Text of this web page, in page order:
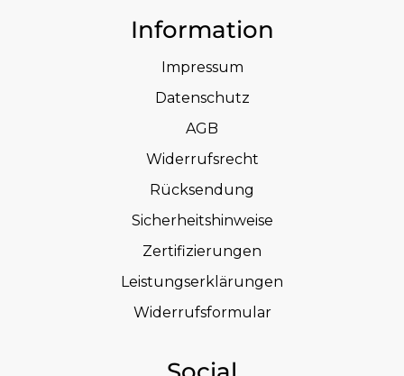
Information
Impressum
Datenschutz
AGB
Widerrufsrecht
Rücksendung
Sicherheitshinweise
Zertifizierungen
Leistungserklärungen
Widerrufsformular